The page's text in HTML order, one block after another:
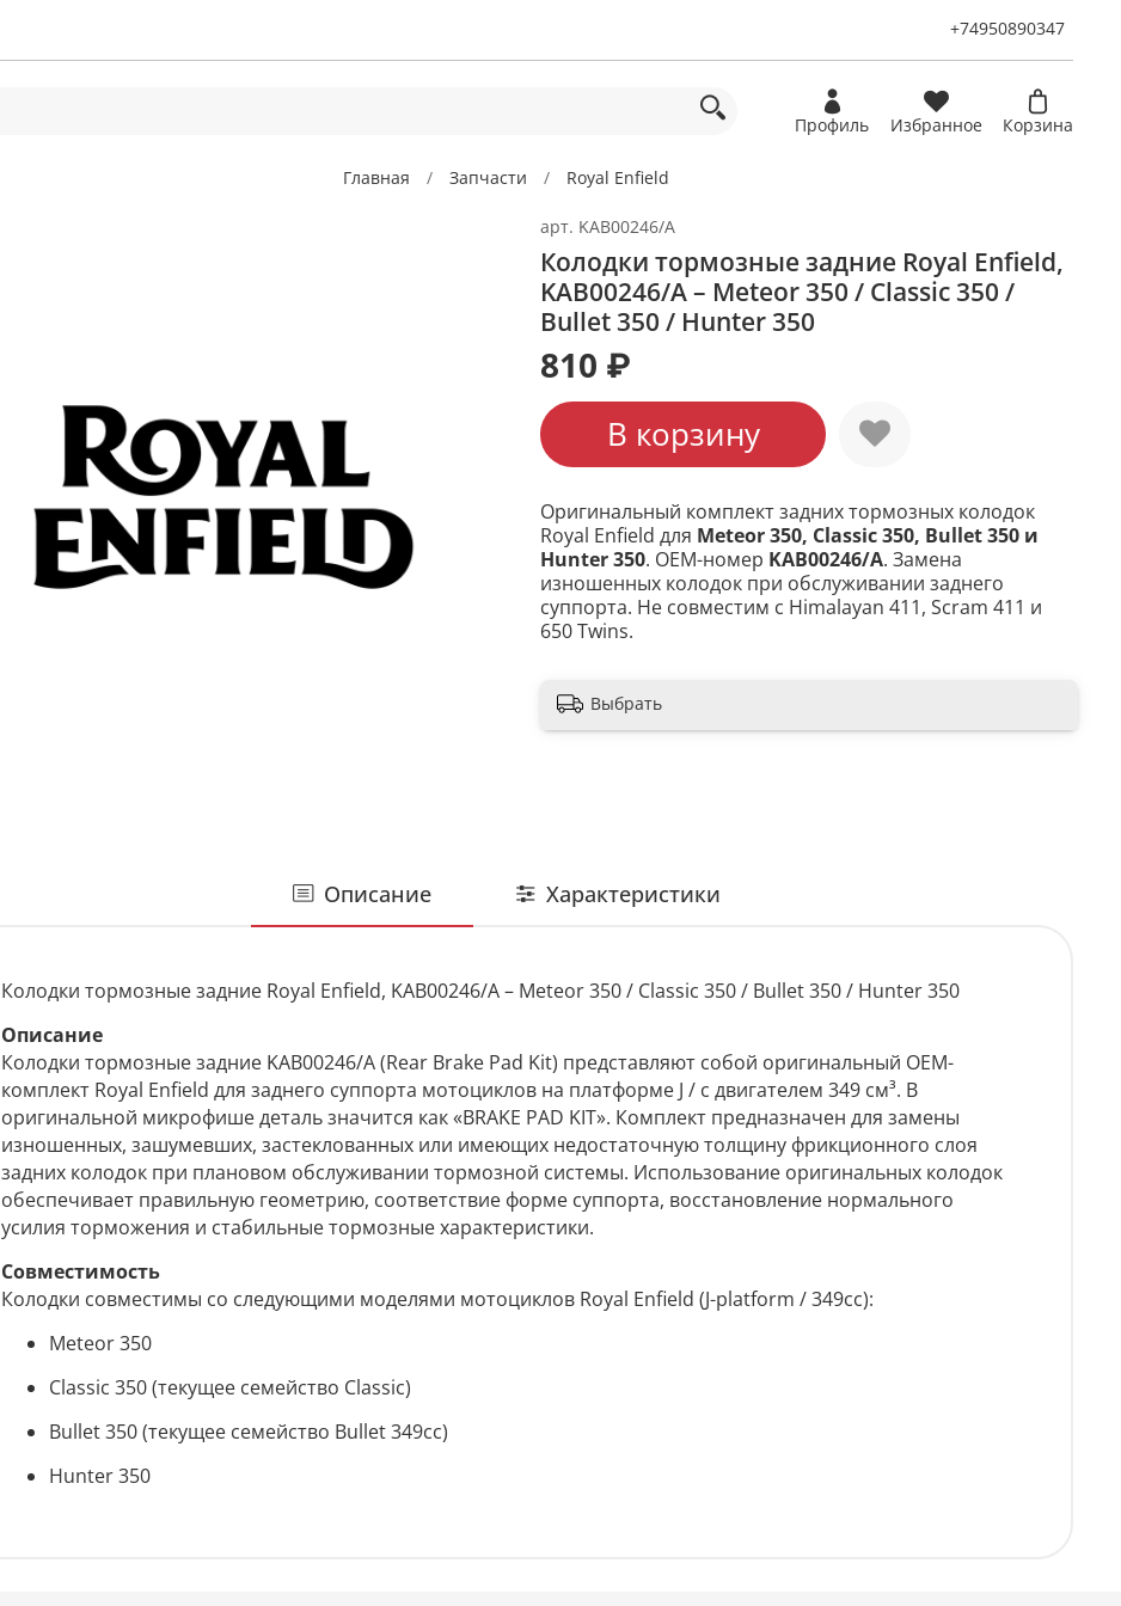
+74950890347
Профиль Избранное Корзина
Главная Запчасти Royal Enfield
арт. KAB00246/A
Колодки тормозные задние Royal Enfield,
KAB00246/A – Meteor 350 / Classic 350 /
Bullet 350 / Hunter 350
810 ₽
В корзину
Оригинальный комплект задних тормозных колодок
Royal Enfield для Meteor 350, Classic 350, Bullet 350 и
Hunter 350. OEM-номер KAB00246/A. Замена
изношенных колодок при обслуживании заднего
суппорта. Не совместим с Himalayan 411, Scram 411 и
650 Twins.
Выбрать
Описание Характеристики
Колодки тормозные задние Royal Enfield, KAB00246/A – Meteor 350 / Classic 350 / Bullet 350 / Hunter 350
Описание
Колодки тормозные задние KAB00246/A (Rear Brake Pad Kit) представляют собой оригинальный OEM-
комплект Royal Enfield для заднего суппорта мотоциклов на платформе J / с двигателем 349 см³. В
оригинальной микрофише деталь значится как «BRAKE PAD KIT». Комплект предназначен для замены
изношенных, зашумевших, застеклованных или имеющих недостаточную толщину фрикционного слоя
задних колодок при плановом обслуживании тормозной системы. Использование оригинальных колодок
обеспечивает правильную геометрию, соответствие форме суппорта, восстановление нормального
усилия торможения и стабильные тормозные характеристики.
Совместимость
Колодки совместимы со следующими моделями мотоциклов Royal Enfield (J-platform / 349cc):
Meteor 350
Classic 350 (текущее семейство Classic)
Bullet 350 (текущее семейство Bullet 349cc)
Hunter 350